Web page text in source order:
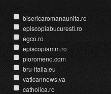
bisericaromanaunita.ro
episcopiabucuresti.ro
egco.ro
episcopiamm.ro
pioromeno.com
bru-italia.eu
vaticannews.va
catholica.ro